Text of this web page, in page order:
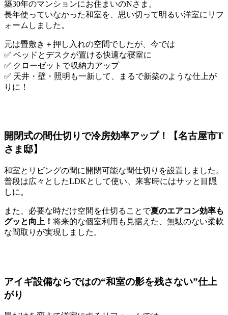
築30年のマンションにお住まいのNさま。
長年使っていなかった和室を、思い切って明るい洋室にリフ
ォームしました。
元は畳敷き＋押し入れの空間でしたが、今では
✅ ベッドとデスクが置ける快適な寝室に
✅ クローゼットで収納力アップ
✅ 天井・壁・照明も一新して、まるで新築のような仕上が
りに！
開閉式の間仕切りで冷房効率アップ！【名古屋市T
さま邸】
和室とリビングの間に開閉可能な間仕切りを設置しました。
普段は広々としたLDKとして使い、来客時にはサッと目隠
しに。
また、必要な時だけ空間を仕切ることで夏のエアコン効率も
グッと向上！ 将来的な個室利用も見据えた、無駄のない柔軟
な間取りが実現しました。
アイギ設備ならではの“和室の影を残さない”仕上
がり